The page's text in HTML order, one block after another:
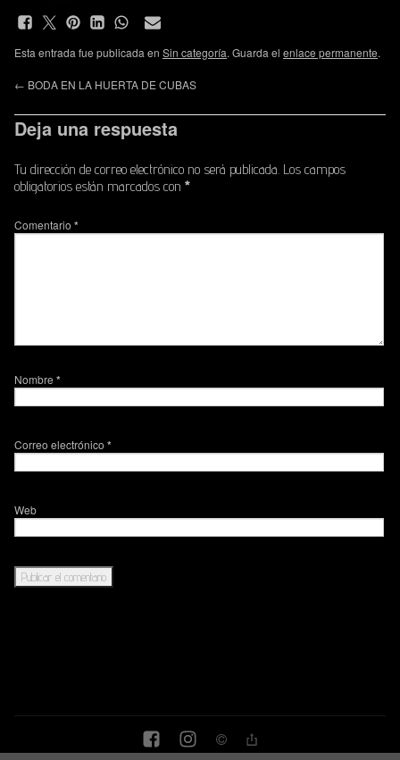
Esta entrada fue publicada en Sin categoría. Guarda el enlace permanente.
← BODA EN LA HUERTA DE CUBAS
Deja una respuesta
Tu dirección de correo electrónico no será publicada. Los campos
obligatorios están marcados con *
Comentario *
Nombre *
Correo electrónico *
Web